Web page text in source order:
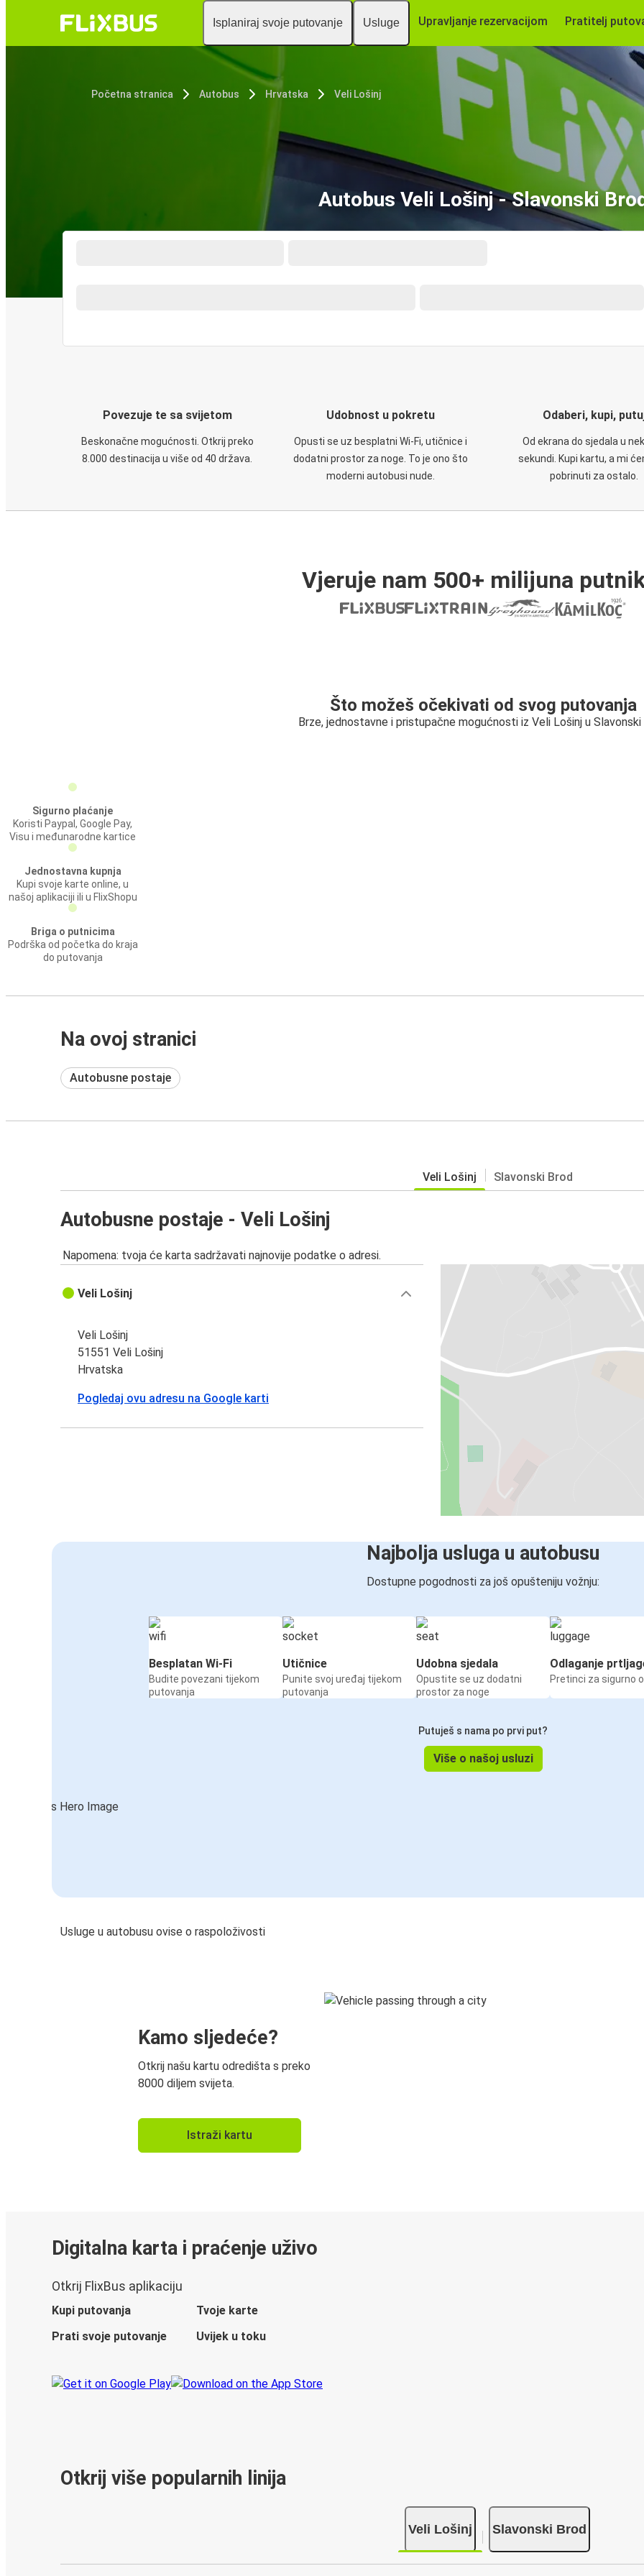
Isplaniraj svoje putovanje Usluge Upravljanje rezervacijom Pratitelj
Početna stranica Autobus Hrvatska Veli Lošinj
Autobus Veli Lošinj - Slavonski
Povezuje te sa svijetom
Beskonačne mogućnosti. Otkrij preko
8.000 destinacija u više od 40 država.
Udobnost u pokretu
Opusti se uz besplatni Wi-Fi, utičnice i
dodatni prostor za noge. To je ono što
moderni autobusi nude.
Odaberi, kupi,
Od ekrana do sjedala u
sekundi. Kupi kartu, a mi
pobrinuti za ostalo.
Vjeruje nam 500+ milijuna
Što možeš očekivati od svog putovanja
Brze, jednostavne i pristupačne mogućnosti iz Veli Lošinj u Slavonski
Sigurno plaćanje
Koristi Paypal, Google Pay,
Visu i međunarodne kartice
Jednostavna kupnja
Kupi svoje karte online, u
našoj aplikaciji ili u FlixShopu
Briga o putnicima
Podrška od početka do kraja
do putovanja
Na ovoj stranici
Autobusne postaje
Veli Lošinj Slavonski Brod
Autobusne postaje - Veli Lošinj
Napomena: tvoja će karta sadržavati najnovije podatke o adresi.
Veli Lošinj
Veli Lošinj
51551 Veli Lošinj
Hrvatska
Pogledaj ovu adresu na Google karti
Najbolja usluga u autobusu
Dostupne pogodnosti za još opušteniju vožnju:
Besplatan Wi-Fi
Budite povezani tijekom
putovanja
Utičnice
Punite svoj uređaj tijekom
putovanja
Udobna sjedala
Opustite se uz dodatni
prostor za noge
Odlaganje
Pretinci za sigurno
Putuješ s nama po prvi put?
Više o našoj usluzi
Usluge u autobusu ovise o raspoloživosti
Kamo sljedeće?
Otkrij našu kartu odredišta s preko
8000 diljem svijeta.
Istraži kartu
Digitalna karta i praćenje uživo
Otkrij FlixBus aplikaciju
Kupi putovanja
Tvoje karte
Prati svoje putovanje
Uvijek u toku
Otkrij više popularnih linija
Veli Lošinj Slavonski Brod